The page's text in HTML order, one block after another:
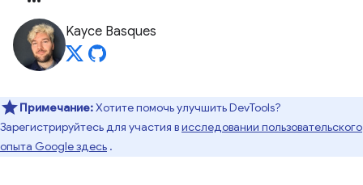
Kayce Basques
Примечание:Хотите помочь улучшить DevTools?
Зарегистрируйтесь для участия висследовании пользовательского
опыта Google здесь .